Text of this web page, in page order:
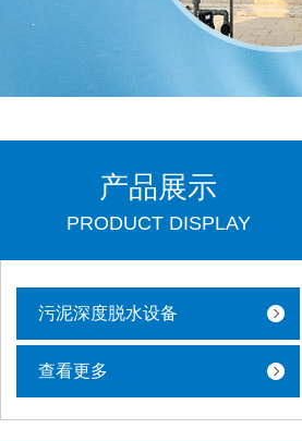
产品展示
PRODUCT DISPLAY
污泥深度脱水设备
查看更多